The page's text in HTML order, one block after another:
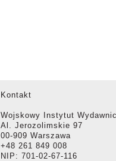
Kontakt
Wojskowy Instytut
Al. Jerozolimskie 97
00-909 Warszawa
+48 261 849 008
NIP: 701-02-67-116